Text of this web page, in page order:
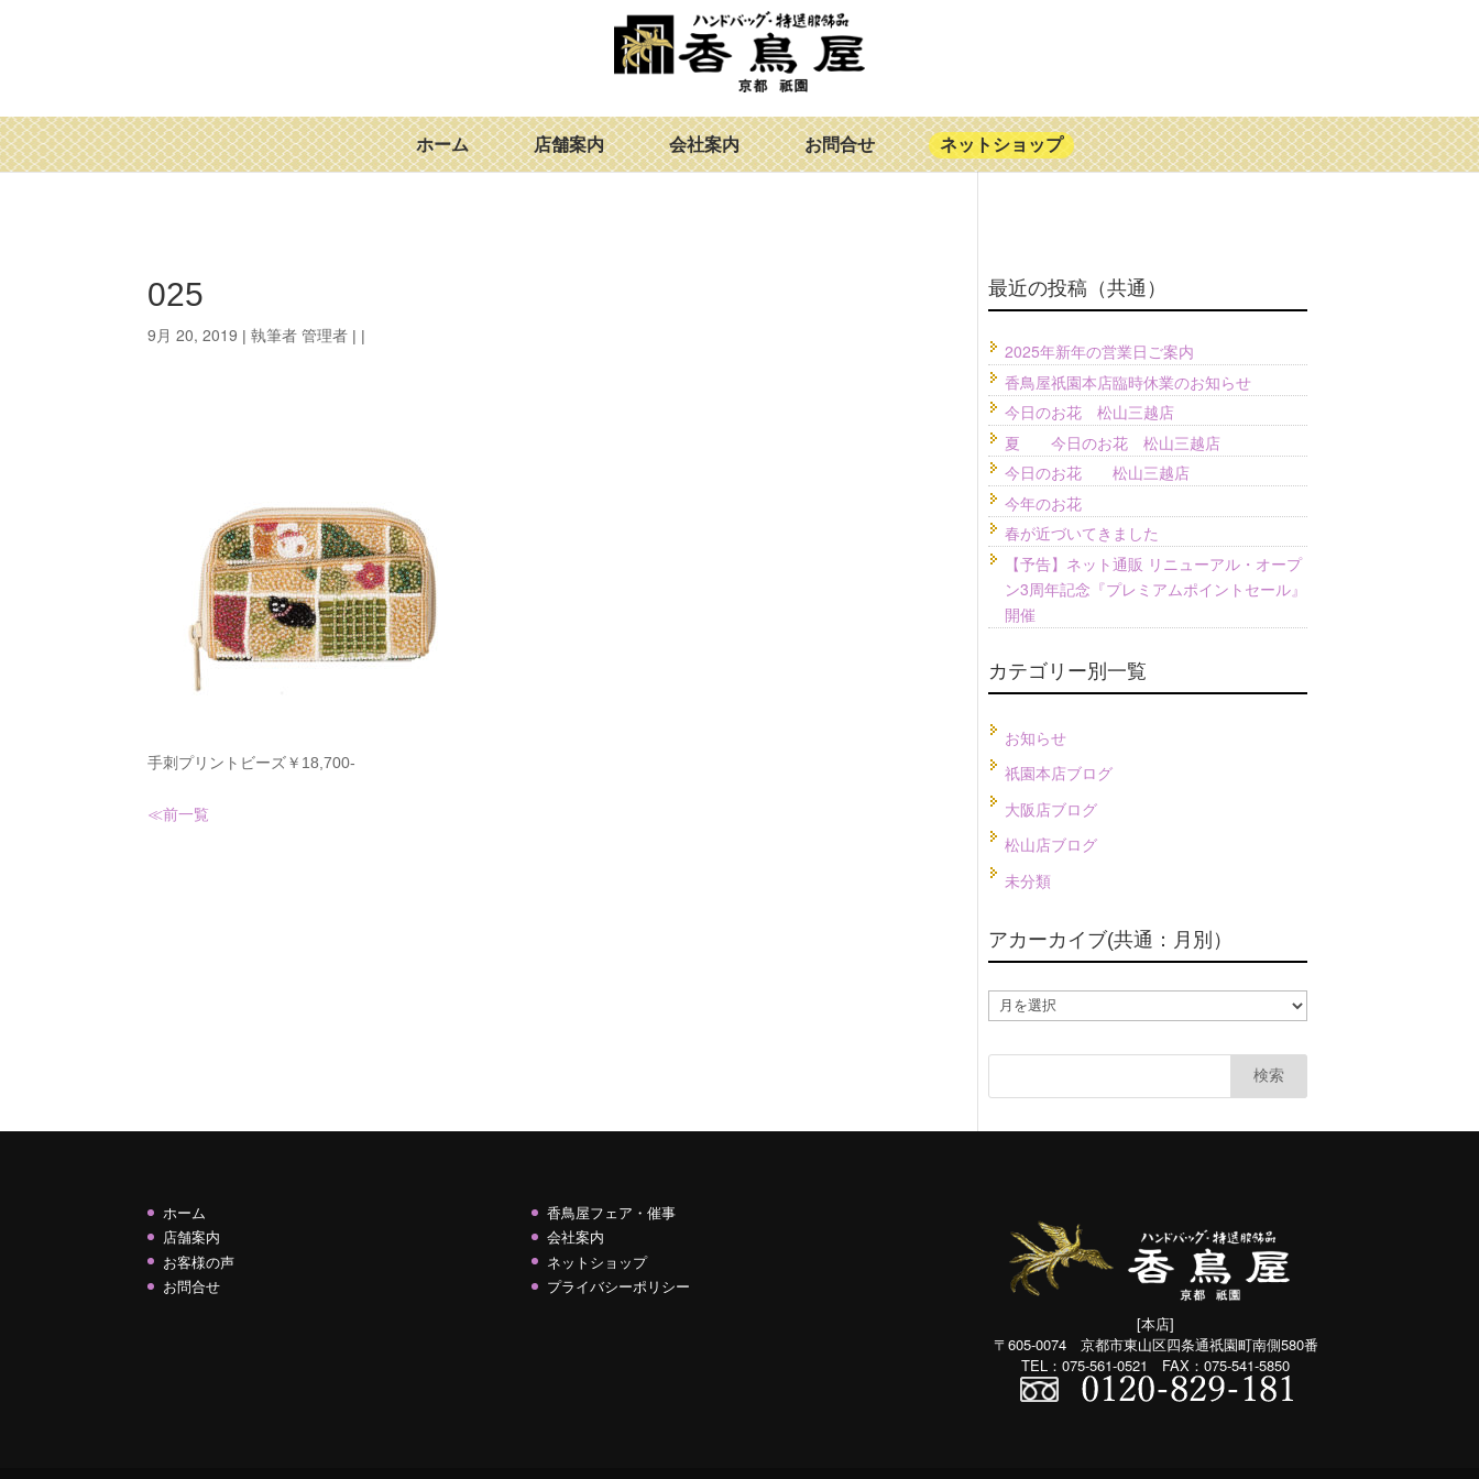
ホーム 店舗案内 会社案内 お問合せ ネットショップ
025
9月 20, 2019 | 執筆者管理者 | |
手刺プリントビーズ￥18,700-
≪前一覧
最近の投稿（共通）
2025年新年の営業日ご案内
香鳥屋祇園本店臨時休業のお知らせ
今日のお花 松山三越店
夏 今日のお花 松山三越店
今日のお花 松山三越店
今年のお花
春が近づいてきました
【予告】ネット通販 リニューアル・オープ
ン3周年記念『プレミアムポイントセール』
開催
カテゴリー別一覧
お知らせ
祇園本店ブログ
大阪店ブログ
松山店ブログ
未分類
アカーカイブ(共通：月別）
カ
ー
イ
ブ
別）
ホーム
香鳥屋フェア・催事
店舗案内
会社案内
お客様の声
ネットショップ
お問合せ
プライバシーポリシー
[本店]
〒605-0074 京都市東山区四条通祇園町南側580番
TEL：075-561-0521 FAX：075-541-5850